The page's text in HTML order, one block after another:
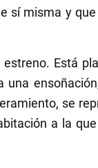
sí misma y
Está
se
a la